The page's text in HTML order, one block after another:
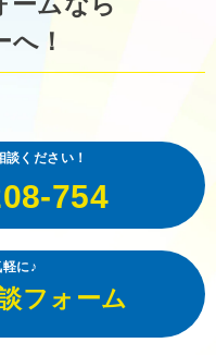
！
ください！
754
に♪
フォーム